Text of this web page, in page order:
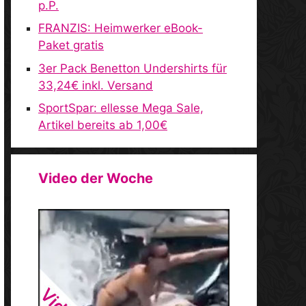
p.P.
FRANZIS: Heimwerker eBook-
Paket gratis
3er Pack Benetton Undershirts für
33,24€ inkl. Versand
SportSpar: ellesse Mega Sale,
Artikel bereits ab 1,00€
Video der Woche